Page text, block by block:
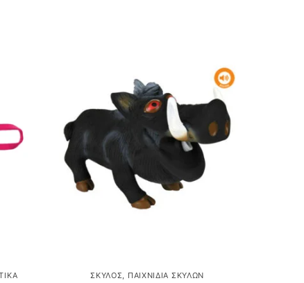
ΣΚΎΛΟΣ ΠΑΙΧΝΊΔΙΑ ΣΚΎΛΩΝ